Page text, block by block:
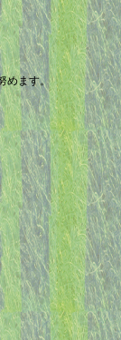
めます。